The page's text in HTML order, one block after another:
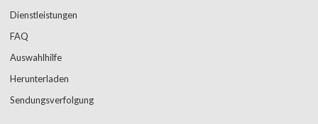
Dienstleistungen
FAQ
Auswahlhilfe
Herunterladen
Sendungsverfolgung